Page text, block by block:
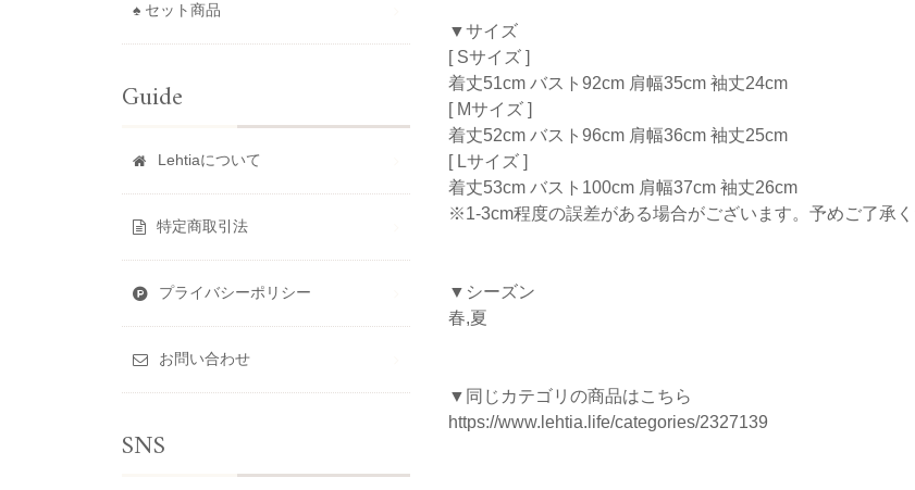
▼サイズ
[ Sサイズ ]
着丈51cm バスト92cm 肩幅35cm 袖丈24cm
[ Mサイズ ]
着丈52cm バスト96cm 肩幅36cm 袖丈25cm
[ Lサイズ ]
着丈53cm バスト100cm 肩幅37cm 袖丈26cm
※1-3cm程度の誤差がある場合がございます。予めご了承く
▼シーズン
春,夏
▼同じカテゴリの商品はこちら
https://www.lehtia.life/categories/2327139
♠ セット商品
Guide
Lehtiaについて
特定商取引法
プライバシーポリシー
お問い合わせ
SNS